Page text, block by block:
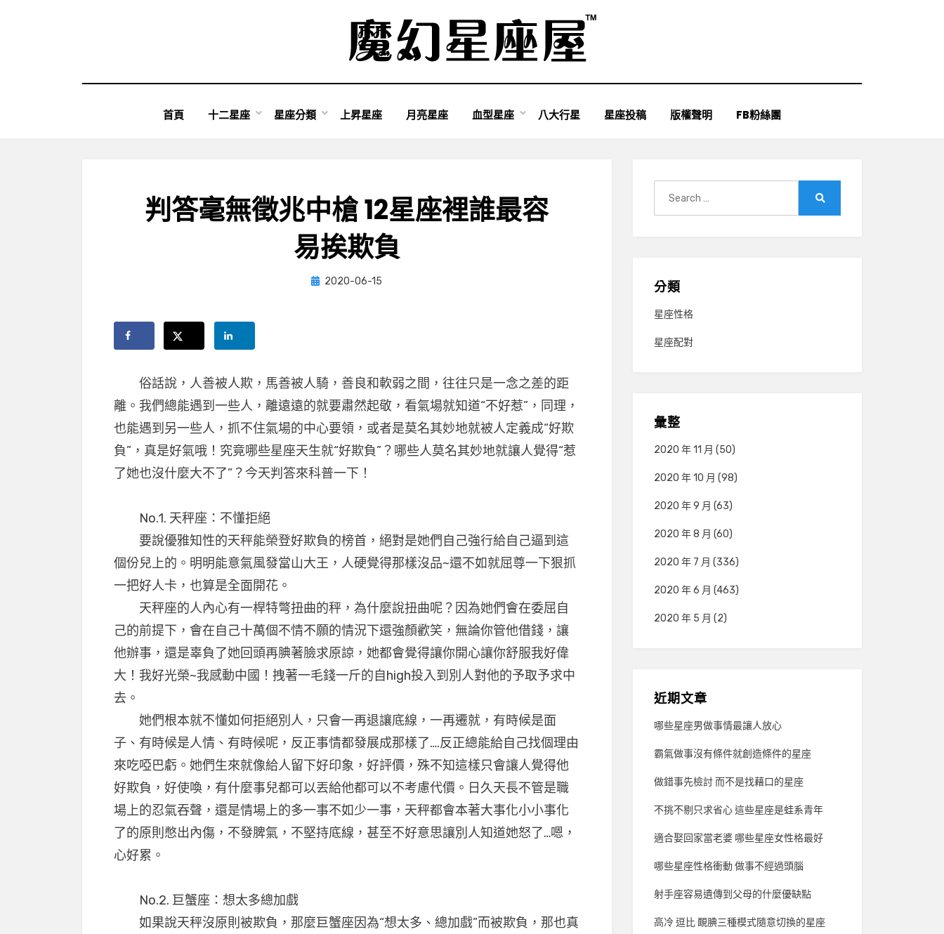
首頁 十二星座 星座分類 上昇星座 月亮星座 血型星座 八大行星 星座投稿 版權聲明 FB粉絲團
判答毫無徵兆中槍 12星座裡誰最容
易挨欺負
by小編
Posted
2020-06-15
俗話說，人善被人欺，馬善被人騎，善良和軟弱之間，往往只是一念之差的距
離。我們總能遇到一些人，離遠遠的就要肅然起敬，看氣場就知道“不好惹”，同理，
也能遇到另一些人，抓不住氣場的中心要領，或者是莫名其妙地就被人定義成“好欺
負”，真是好氣哦！究竟哪些星座天生就“好欺負”？哪些人莫名其妙地就讓人覺得“惹
了她也沒什麼大不了”？今天判答來科普一下！
No.1. 天秤座：不懂拒絕
要說優雅知性的天秤能榮登好欺負的榜首，絕對是她們自己強行給自己逼到這
個份兒上的。明明能意氣風發當山大王，人硬覺得那樣沒品~還不如就屈尊一下狠抓
一把好人卡，也算是全面開花。
天秤座的人內心有一桿特彆扭曲的秤，為什麼說扭曲呢？因為她們會在委屈自
己的前提下，會在自己十萬個不情不願的情況下還強顏歡笑，無論你管他借錢，讓
他辦事，還是辜負了她回頭再腆著臉求原諒，她都會覺得讓你開心讓你舒服我好偉
大！我好光榮~我感動中國！拽著一毛錢一斤的自high投入到別人對他的予取予求中
去。
她們根本就不懂如何拒絕別人，只會一再退讓底線，一再遷就，有時候是面
子、有時候是人情、有時候呢，反正事情都發展成那樣了….反正總能給自己找個理由
來吃啞巴虧。她們生來就像給人留下好印象，好評價，殊不知這樣只會讓人覺得他
好欺負，好使喚，有什麼事兒都可以丟給他都可以不考慮代價。日久天長不管是職
場上的忍氣吞聲，還是情場上的多一事不如少一事，天秤都會本著大事化小小事化
了的原則憋出內傷，不發脾氣，不堅持底線，甚至不好意思讓別人知道她怒了…嗯，
心好累。
No.2. 巨蟹座：想太多總加戲
如果說天秤沒原則被欺負，那麼巨蟹座因為“想太多、總加戲”而被欺負，那也真
分類
星座性格
星座配對
彙整
2020 年 11 月 (50)
2020 年 10 月 (98)
2020 年 9 月 (63)
2020 年 8 月 (60)
2020 年 7 月 (336)
2020 年 6 月 (463)
2020 年 5 月 (2)
近期文章
哪些星座男做事情最讓人放心
霸氣做事沒有條件就創造條件的星座
做錯事先檢討 而不是找藉口的星座
不挑不剔只求省心 這些星座是蛙系青年
適合娶回家當老婆 哪些星座女性格最好
哪些星座性格衝動 做事不經過頭腦
射手座容易遺傳到父母的什麼優缺點
高冷 逗比 靦腆三種模式隨意切換的星座